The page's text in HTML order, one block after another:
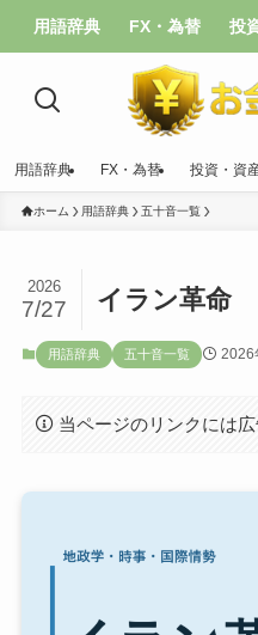
用語辞典 FX・為替 投
用語辞典 FX・為替 投資・資
ホーム 用語辞典 五十音一覧
イラン革命
2026
7/27
用語辞典 五十音一覧 2026
当ページのリンクには